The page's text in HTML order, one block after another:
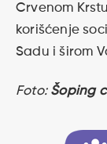
Crvenom
korišćenje
Sadu i širom
Foto: Šoping